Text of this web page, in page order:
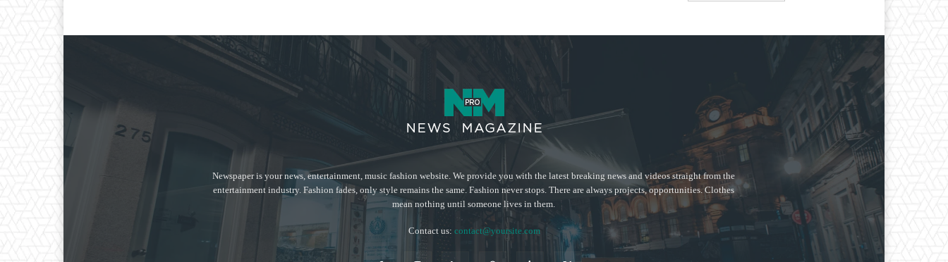
Newspaper is your news, entertainment, music fashion website. We provide you with the latest breaking news and videos straight from the
entertainment industry. Fashion fades, only style remains the same. Fashion never stops. There are always projects, opportunities. Clothes
mean nothing until someone lives in them.
Contact us: contact@yoursite.com